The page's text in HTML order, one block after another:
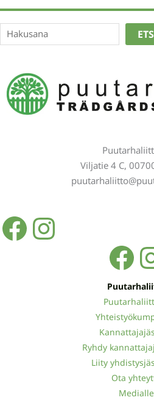
Etsi
Viljatie 4 C,
Facebook
Instagram
Ryhdy
Liity
Ota
Medialle